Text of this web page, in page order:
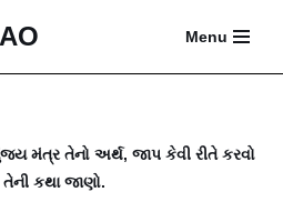
Menu
મંત્ર તેનો અર્થ, જાપ કેવી રીતે કરવો
કથા જાણો.